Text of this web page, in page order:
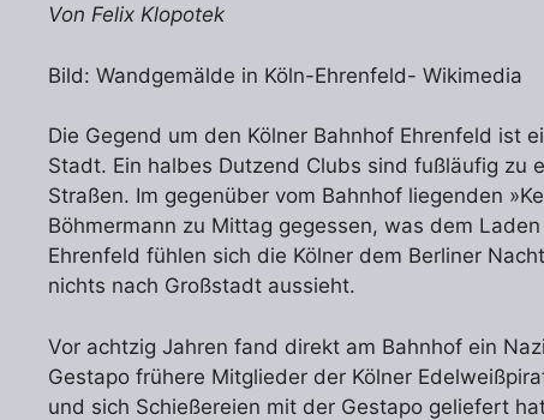
Von Felix Klopotek
Bild: Wandgemälde in Köln-Ehrenfeld- Wikimedia
Die Gegend um den Kölner Bahnhof Ehrenfeld ist
Stadt. Ein halbes Dutzend Clubs sind fußläufig zu
Straßen. Im gegenüber vom Bahnhof liegenden
Böhmermann zu Mittag gegessen, was dem
Ehrenfeld fühlen sich die Kölner dem Berliner
nichts nach Großstadt aussieht.
Vor achtzig Jahren fand direkt am Bahnhof ein
Gestapo frühere Mitglieder der Kölner
und sich Schießereien mit der Gestapo geliefert